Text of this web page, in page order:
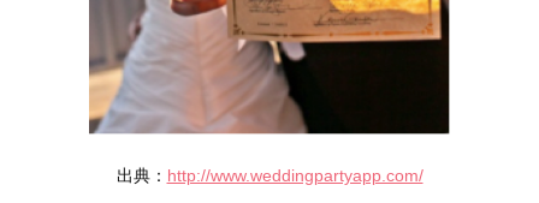
出典： http://www.weddingpartyapp.com/